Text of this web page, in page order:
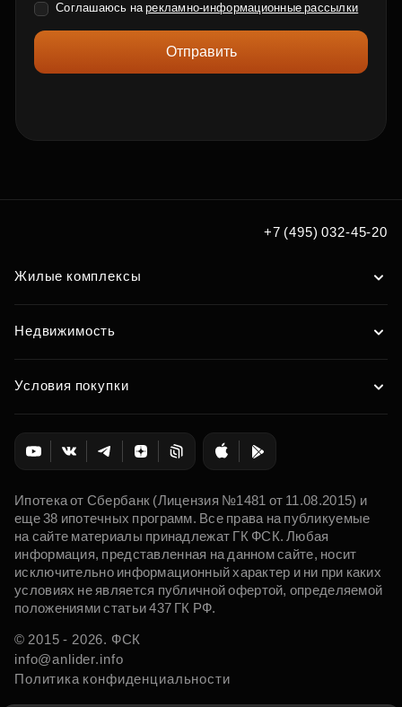
Соглашаюсь нарекламно-информационные рассылки
Отправить
+7 (495) 032-45-20
Жилые комплексы
Недвижимость
Условия покупки
Ипотека от Сбербанк (Лицензия №1481 от 11.08.2015) и
еще 38 ипотечных программ. Все права на публикуемые
на сайте материалы принадлежат ГК ФСК. Любая
информация, представленная на данном сайте, носит
исключительно информационный характер и ни при каких
условиях не является публичной офертой, определяемой
положениями статьи 437 ГК РФ.
© 2015 - 2026. ФСК
info@anlider.info
Политика конфиденциальности